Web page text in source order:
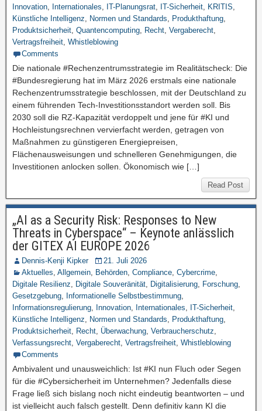
Innovation, Internationales, IT-Planungsrat, IT-Sicherheit, KRITIS,
Künstliche Intelligenz, Normen und Standards, Produkthaftung,
Produktsicherheit, Quantencomputing, Recht, Vergaberecht,
Vertragsfreiheit, Whistleblowing
Comments
Die nationale #Rechenzentrumsstrategie im Realitätscheck: Die
#Bundesregierung hat im März 2026 erstmals eine nationale
Rechenzentrumsstrategie beschlossen, mit der Deutschland zu
einem führenden Tech-Investitionsstandort werden soll. Bis
2030 soll die RZ-Kapazität verdoppelt und jene für #KI und
Hochleistungsrechnen vervierfacht werden, getragen von
Maßnahmen zu günstigeren Energiepreisen,
Flächenausweisungen und schnelleren Genehmigungen, die
Investitionen anlocken sollen. Ökonomisch wie […]
Read Post
„AI as a Security Risk: Responses to New
Threats in Cyberspace“ – Keynote anlässlich
der GITEX AI EUROPE 2026
Dennis-Kenji Kipker
21. Juli 2026
Aktuelles, Allgemein, Behörden, Compliance, Cybercrime,
Digitale Resilienz, Digitale Souveränität, Digitalisierung, Forschung,
Gesetzgebung, Informationelle Selbstbestimmung,
Informationsregulierung, Innovation, Internationales, IT-Sicherheit,
Künstliche Intelligenz, Normen und Standards, Produkthaftung,
Produktsicherheit, Recht, Überwachung, Verbraucherschutz,
Verfassungsrecht, Vergaberecht, Vertragsfreiheit, Whistleblowing
Comments
Ambivalent und unausweichlich: Ist #KI nun Fluch oder Segen
für die #Cybersicherheit im Unternehmen? Jedenfalls diese
Frage ließ sich bislang noch nicht eindeutig beantworten – und
ist vielleicht auch falsch gestellt. Denn definitiv kann KI die